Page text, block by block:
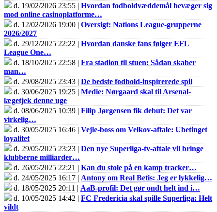
d. 19/02/2026 23:55 | Hvordan fodboldvæddemål bevæger sig
mod online casinoplatforme…
d. 12/02/2026 19:00 | Oversigt: Nations League-grupperne
2026/2027
d. 29/12/2025 22:22 | Hvordan danske fans følger EFL
League One…
d. 18/10/2025 22:58 | Fra stadion til stuen: Sådan skaber
man…
d. 29/08/2025 23:43 | De bedste fodbold-inspirerede spil
d. 30/06/2025 19:25 | Medie: Nørgaard skal til Arsenal-
lægetjek denne uge
d. 08/06/2025 10:39 | Filip Jørgensen fik debut: Det var
virkelig…
d. 30/05/2025 16:46 | Vejle-boss om Velkov-aftale: Ubetinget
loyalitet
d. 29/05/2025 23:23 | Den nye Superliga-tv-aftale vil bringe
klubberne milliarder…
d. 26/05/2025 22:21 | Kan du stole på en kamp tracker…
d. 24/05/2025 16:17 | Antony om Real Betis: Jeg er lykkelig…
d. 18/05/2025 20:11 | AaB-profil: Det gør ondt helt ind i…
d. 10/05/2025 14:42 | FC Fredericia skal spille Superliga: Helt
vildt